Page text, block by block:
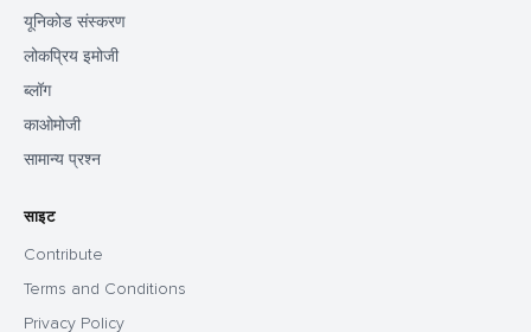
यूनिकोड संस्करण
लोकप्रिय इमोजी
ब्लॉग
काओमोजी
सामान्य प्रश्न
साइट
Contribute
Terms and Conditions
Privacy Policy